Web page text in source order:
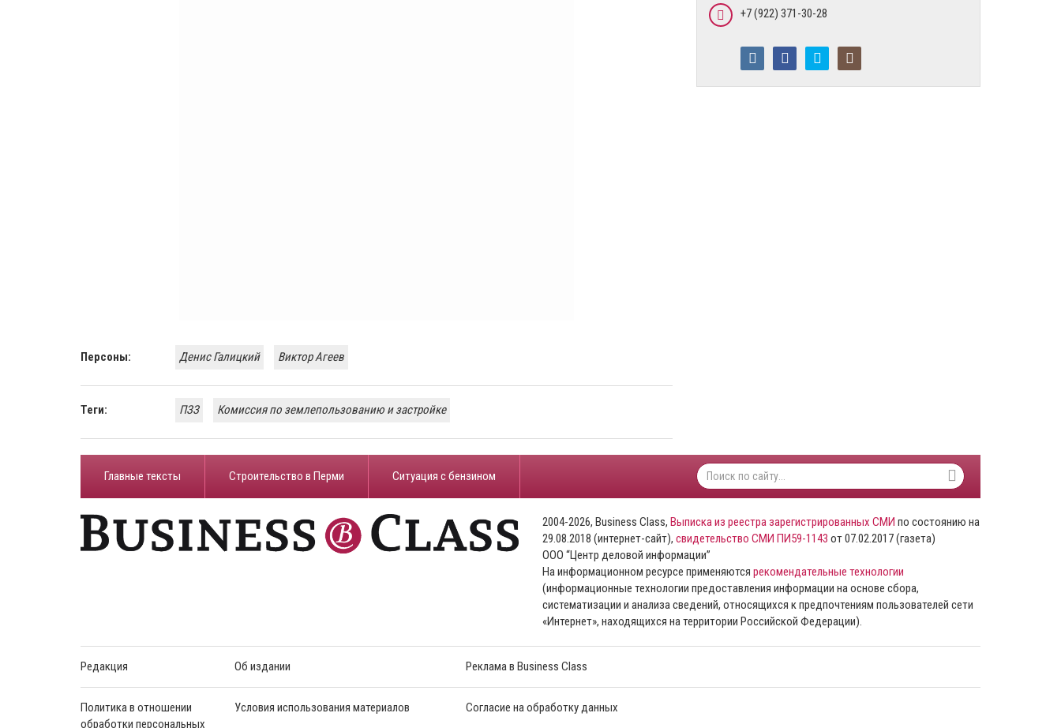
Персоны: Денис Галицкий Виктор Агеев
Теги: ПЗЗ Комиссия по землепользованию и застройке
+7 (922) 371-30-28
Главные тексты Строительство в Перми ​Ситуация с бензином
2004-2026, Business Class, Выписка из реестра зарегистрированных СМИ по состоянию на
29.08.2018 (интернет-сайт), свидетельство СМИ ПИ59-1143 от 07.02.2017 (газета)
ООО “Центр деловой информации”
На информационном ресурсе применяются рекомендательные технологии
(информационные технологии предоставления информации на основе сбора,
систематизации и анализа сведений, относящихся к предпочтениям пользователей сети
«Интернет», находящихся на территории Российской Федерации).
Редакция Об издании Реклама в Business Class
Политика в отношении
обработки персональных
Условия использования материалов Согласие на обработку данных